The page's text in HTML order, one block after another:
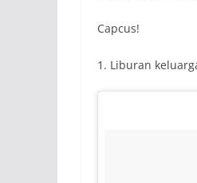
Capcus!
1. Liburan